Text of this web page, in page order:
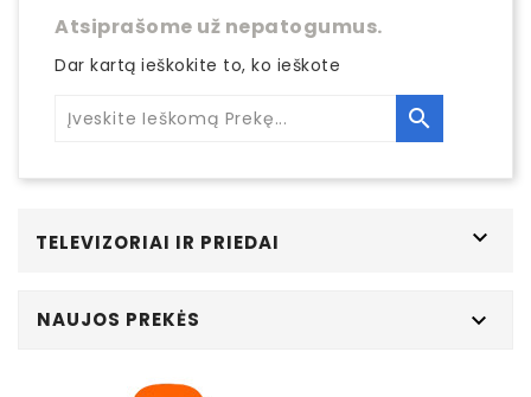
Atsiprašome už nepatogumus.
Dar kartą ieškokite to, ko ieškote

TELEVIZORIAI IR PRIEDAI 
NAUJOS PREKĖS 